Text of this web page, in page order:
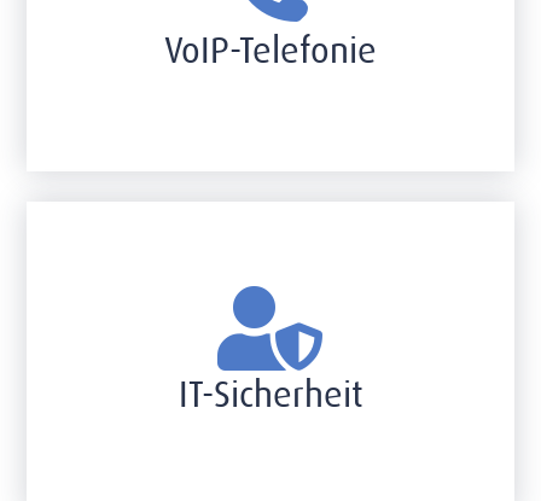
VoIP-Telefonie
IT-Sicherheit